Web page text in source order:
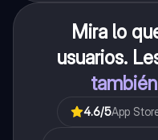
Mira lo
usuarios.
4.6/5App